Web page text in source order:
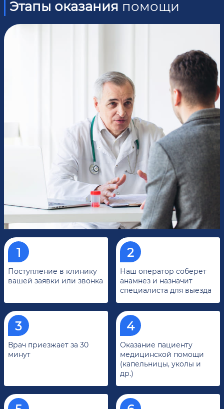
Этапы оказания помощи
Поступление в клинику
вашей заявки или звонка
Наш оператор соберет
анамнез и назначит
специалиста для выезда
Врач приезжает за 30
минут
Оказание пациенту
медицинской помощи
(капельницы, уколы и
др.)